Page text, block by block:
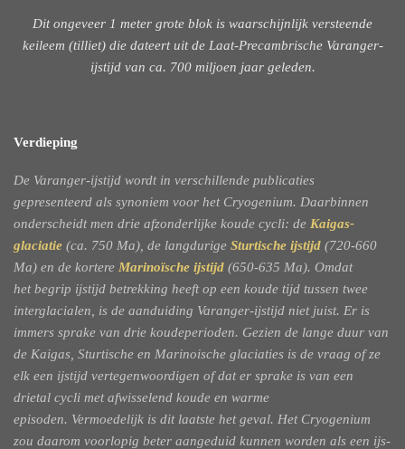
Dit ongeveer 1 meter grote blok is waarschijnlijk versteende
keileem (tilliet) die dateert uit de Laat-Precambrische Varanger-
ijstijd van ca. 700 miljoen jaar geleden.
Verdieping
De Varanger-ijstijd wordt in verschillende publicaties
gepresenteerd als synoniem voor het Cryogenium. Daarbinnen
onderscheidt men drie afzonderlijke koude cycli: de Kaigas-
glaciatie (ca. 750 Ma), de langdurige Sturtische ijstijd (720-660
Ma) en de kortere Marinoïsche ijstijd (650-635 Ma). Omdat
hetbegrip ijstijd betrekking heeft op een koude tijd tussen twee
interglacialen, is de aanduiding Varanger-ijstijd niet juist. Er is
immers sprake van drie koudeperioden. Gezien de lange duur van
de Kaigas, Sturtische en Marinoische glaciaties is de vraag of ze
elk een ijstijd vertegenwoordigen of dat er sprake is van een
drietal cycli met afwisselend koude en warme
episoden. Vermoedelijk is dit laatste het geval. Het Cryogenium
zou daarom voorlopig beter aangeduid kunnen worden als een ijs-